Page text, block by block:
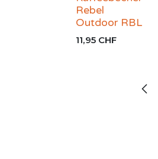
Rebel
Outdoor RBL
11,95 CHF